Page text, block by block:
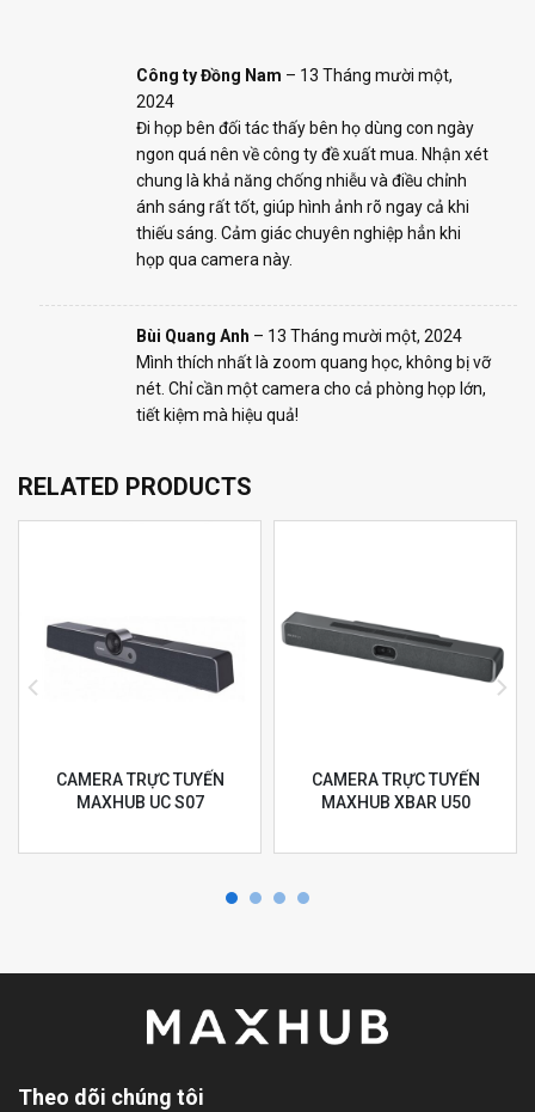
Công ty Đồng Nam – 13 Tháng mười một,
2024
Đi họp bên đối tác thấy bên họ dùng con ngày
ngon quá nên về công ty đề xuất mua. Nhận xét
chung là khả năng chống nhiễu và điều chỉnh
ánh sáng rất tốt, giúp hình ảnh rõ ngay cả khi
thiếu sáng. Cảm giác chuyên nghiệp hẳn khi
họp qua camera này.
Bùi Quang Anh – 13 Tháng mười một, 2024
Mình thích nhất là zoom quang học, không bị vỡ
nét. Chỉ cần một camera cho cả phòng họp lớn,
tiết kiệm mà hiệu quả!
RELATED PRODUCTS
CAMERA TRỰC TUYẾN
MAXHUB UC S07
CAMERA TRỰC TUYẾN
MAXHUB XBAR U50
Theo dõi chúng tôi